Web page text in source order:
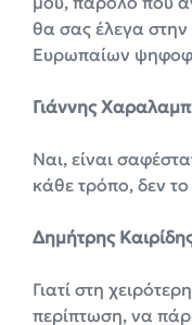
θα σας έλεγα στην
Ευρωπαίων
Γιάννης
Ναι, είναι
κάθε τρόπο, δεν
Δημήτρης
Γιατί στη
περίπτωση, να